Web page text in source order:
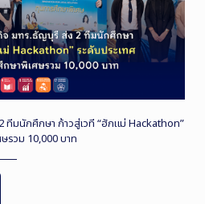
มนักศึกษา ก้าวสู่เวที “ฮักแม่ Hackathon”
รวม 10,000 บาท